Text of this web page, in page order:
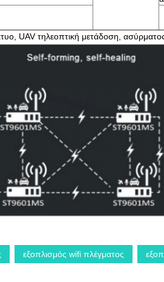
UAV τηλεοπτική μετάδοση,
εξοπλισμός wifi πλέγματος